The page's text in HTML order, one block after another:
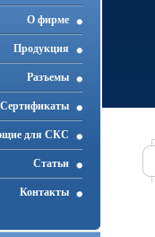
О фирме
Продукция
Разъемы
Cертификаты
для СКС
Статьи
Контакты